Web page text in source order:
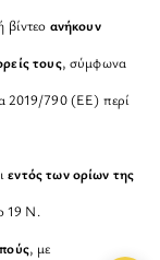
ανήκουν
τους, σύμφωνα
2019/790 (ΕΕ) περί
εντός των ορίων της
19 Ν.
, με